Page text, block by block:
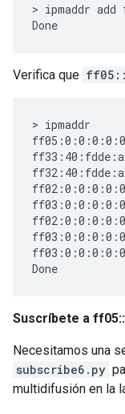
> ipmaddr
Verifica que
> ipmaddr
Suscríbete a
Necesitamos una
subscribe6.py
multidifusión en la